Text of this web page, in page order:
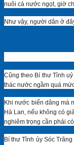
nuôi cá nước ngọt, giờ
Như vậy, người dân ở
Cũng theo Bí thư Tỉnh
thác nước ngầm quá
Khi nước biển dâng mà
Hà Lan, nếu không có
nghiêm trọng cần phải
Bí thư Tỉnh ủy Sóc